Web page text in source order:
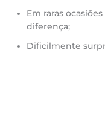
Em raras
diferença;
Dificilmente